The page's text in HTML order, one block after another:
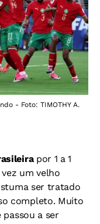
- Foto: TIMOTHY A.
por 1 a 1
um velho
ser tratado
completo. Muito
passou a ser